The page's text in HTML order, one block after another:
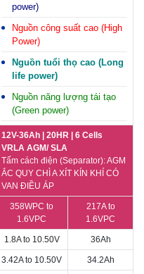
power)
Nguồn công suất cao (High
Power)
Nguồn tuổi thọ cao (Long
life power)
Nguồn năng lượng tái tạo
(Green power)
12V-36Ah | 20HR | 6 Cells
VRLA AGM/ SLA
Tấm cách điện (Separator): AGM
ẮC QUY CHÌ A XÍT KÍN KHÍ CÓ
VAN ĐIỀU ÁP
358WPC to
1.6VPC
217A to
1.6VPC
1.8A to 10.50V 36Ah
3.42A to 10.50V 34.2Ah